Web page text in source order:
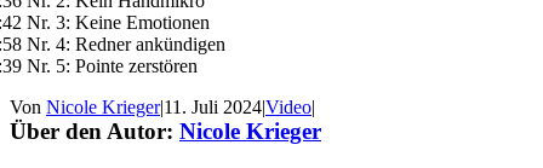
Nr. 3: Keine Emotionen
Nr. 4: Redner ankündigen
Nr. 5: Pointe zerstören
Von Nicole Krieger|11. Juli 2024|Video|
Über den Autor: Nicole Krieger